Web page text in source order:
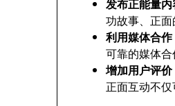
发布正能量内
功故事、正面
利用媒体合作
可靠的媒体合
增加用户评价
正面互动不仅